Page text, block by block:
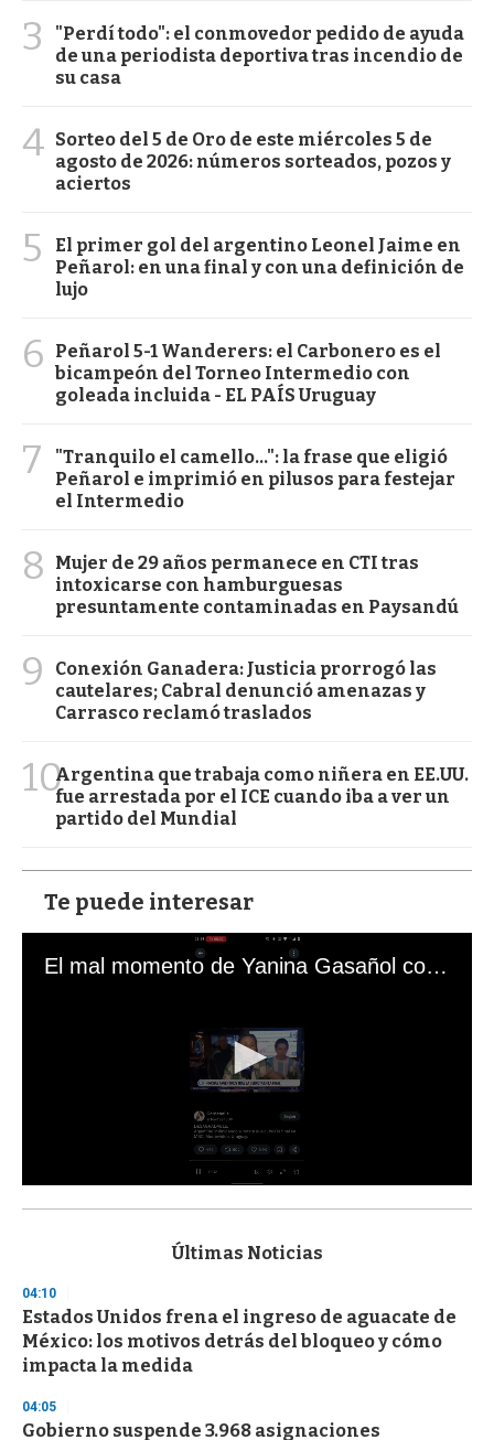
3
"Perdí todo": el conmovedor pedido de ayuda
de una periodista deportiva tras incendio de
su casa
4 Sorteo del 5 de Oro de este miércoles 5 de
agosto de 2026: números sorteados, pozos y
aciertos
5
El primer gol del argentino Leonel Jaime en
Peñarol: en una final y con una definición de
lujo
6
Peñarol 5-1 Wanderers: el Carbonero es el
bicampeón del Torneo Intermedio con
goleada incluida - EL PAÍS Uruguay
7
"Tranquilo el camello...": la frase que eligió
Peñarol e imprimió en pilusos para festejar
el Intermedio
8
Mujer de 29 años permanece en CTI tras
intoxicarse con hamburguesas
presuntamente contaminadas en Paysandú
9
Conexión Ganadera: Justicia prorrogó las
cautelares; Cabral denunció amenazas y
Carrasco reclamó traslados
10Argentina que trabaja como niñera en EE.UU.
fue arrestada por el ICE cuando iba a ver un
partido del Mundial
Te puede interesar
El mal momento de Yanina Gasañol con un hincha argentino en "Subrayado"
s
d
s
o
f
3
s
e
Últimas Noticias
04:10
Estados Unidos frena el ingreso de aguacate de
México: los motivos detrás del bloqueo y cómo
impacta la medida
04:05
Gobierno suspende 3.968 asignaciones